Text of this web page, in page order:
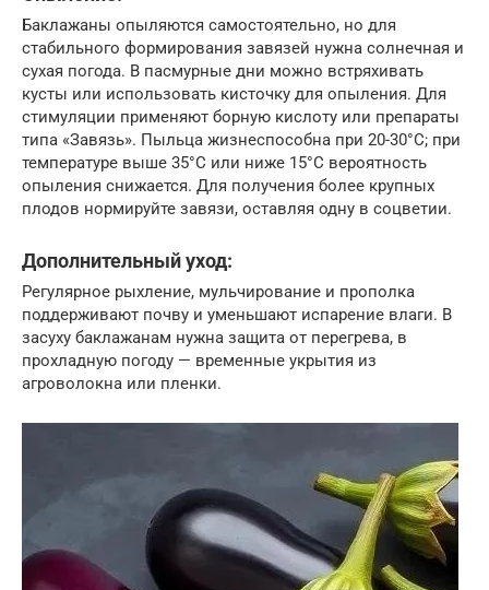
Баклажаны опыляются самостоятельно, но для
стабильного формирования завязей нужна солнечная и
сухая погода. В пасмурные дни можно встряхивать
кусты или использовать кисточку для опыления. Для
стимуляции применяют борную кислоту или препараты
типа «Завязь». Пыльца жизнеспособна при 20-30°C; при
температуре выше 35°C или ниже 15°C вероятность
опыления снижается. Для получения более крупных
плодов нормируйте завязи, оставляя одну в соцветии.
Дополнительный уход:
Регулярное рыхление, мульчирование и прополка
поддерживают почву и уменьшают испарение влаги. В
засуху баклажанам нужна защита от перегрева, в
прохладную погоду — временные укрытия из
агроволокна или пленки.